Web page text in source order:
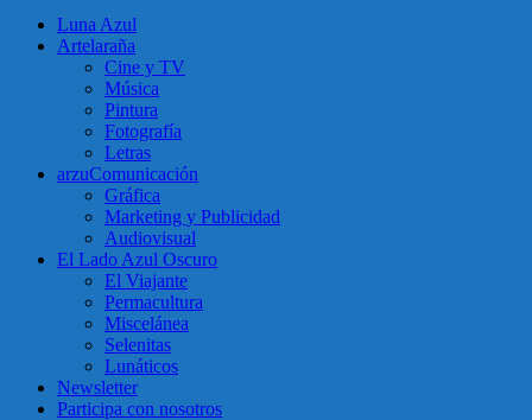
Luna Azul
Artelaraña
Cine y TV
Música
Pintura
Fotografía
Letras
arzuComunicación
Gráfica
Marketing y Publicidad
Audiovisual
El Lado Azul Oscuro
El Viajante
Permacultura
Miscelánea
Selenitas
Lunáticos
Newsletter
Participa con nosotros